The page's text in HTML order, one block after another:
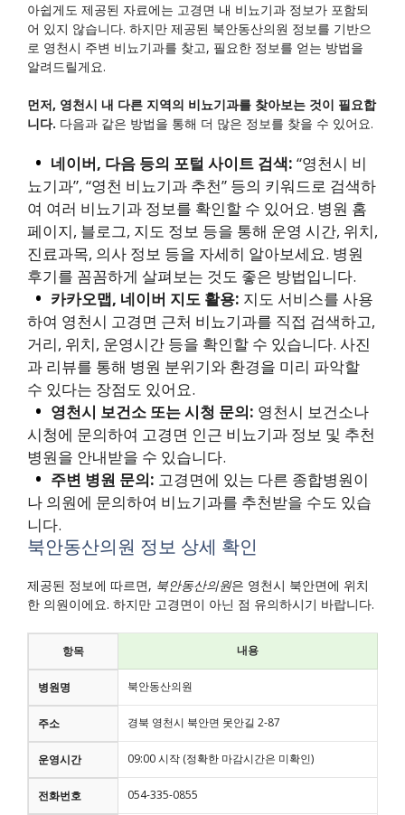
아쉽게도 제공된 자료에는 고경면 내 비뇨기과 정보가 포함되
어 있지 않습니다. 하지만 제공된 북안동산의원 정보를 기반으
로 영천시 주변 비뇨기과를 찾고, 필요한 정보를 얻는 방법을
알려드릴게요.
먼저, 영천시 내 다른 지역의 비뇨기과를 찾아보는 것이 필요합
니다. 다음과 같은 방법을 통해 더 많은 정보를 찾을 수 있어요.
네이버, 다음 등의 포털 사이트 검색: “영천시 비
뇨기과”, “영천 비뇨기과 추천” 등의 키워드로 검색하
여 여러 비뇨기과 정보를 확인할 수 있어요. 병원 홈
페이지, 블로그, 지도 정보 등을 통해 운영 시간, 위치,
진료과목, 의사 정보 등을 자세히 알아보세요. 병원
후기를 꼼꼼하게 살펴보는 것도 좋은 방법입니다.
카카오맵, 네이버 지도 활용: 지도 서비스를 사용
하여 영천시 고경면 근처 비뇨기과를 직접 검색하고,
거리, 위치, 운영시간 등을 확인할 수 있습니다. 사진
과 리뷰를 통해 병원 분위기와 환경을 미리 파악할
수 있다는 장점도 있어요.
영천시 보건소 또는 시청 문의: 영천시 보건소나
시청에 문의하여 고경면 인근 비뇨기과 정보 및 추천
병원을 안내받을 수 있습니다.
주변 병원 문의: 고경면에 있는 다른 종합병원이
나 의원에 문의하여 비뇨기과를 추천받을 수도 있습
니다.
북안동산의원 정보 상세 확인
제공된 정보에 따르면, 북안동산의원은 영천시 북안면에 위치
한 의원이에요. 하지만 고경면이 아닌 점 유의하시기 바랍니다.
항목 내용
병원명 북안동산의원
주소 경북 영천시 북안면 못안길 2-87
운영시간 09:00 시작 (정확한 마감시간은 미확인)
전화번호 054-335-0855